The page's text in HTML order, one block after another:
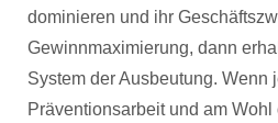
dominieren und ihr
Gewinnmaximierung, dann
System der Ausbeutung. Wenn
Präventionsarbeit und am